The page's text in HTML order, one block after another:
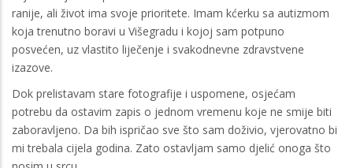
ranije, ali život ima svoje prioritete. Imam kćerku sa autizmom
koja trenutno boravi u Višegradu i kojoj sam potpuno
posvećen, uz vlastito liječenje i svakodnevne zdravstvene
izazove.
Dok prelistavam stare fotografije i uspomene, osjećam
potrebu da ostavim zapis o jednom vremenu koje ne smije biti
zaboravljeno. Da bih ispričao sve što sam doživio, vjerovatno bi
mi trebala cijela godina. Zato ostavljam samo djelić onoga što